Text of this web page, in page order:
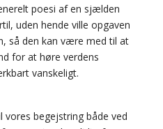
poesi af en sjælden
uden hende ville opgaven
så den kan være med til at
for at høre verdens
vanskeligt.
vores begejstring både ved